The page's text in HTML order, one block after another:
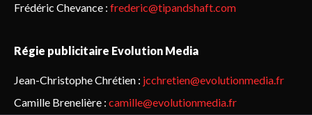
Frédéric Chevance : frederic@tipandshaft.com
Régie publicitaire Evolution Media
Jean-Christophe Chrétien : jcchretien@evolutionmedia.fr
Camille Brenelière : camille@evolutionmedia.fr